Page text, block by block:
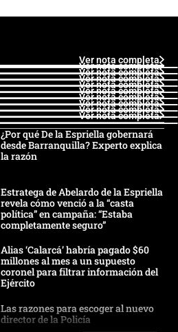
Ver nota completa
Ver nota completa
Ver nota completa
Ver nota completa
Ver nota completa
Ver nota completa
Ver nota completa
Ver nota completa
Ver nota completa
Ver nota completa
¿Por qué De la Espriella gobernará
desde Barranquilla? Experto explica
la razón
Estratega de Abelardo de la Espriella
revela cómo venció a la “casta
política” en campaña: “Estaba
completamente seguro”
Alias ‘Calarcá’ habría pagado $60
millones al mes a un supuesto
coronel para filtrar información del
Ejército
Las razones para escoger al nuevo
director de la Policía